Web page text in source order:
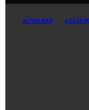
ACTUALIDAD AZULES